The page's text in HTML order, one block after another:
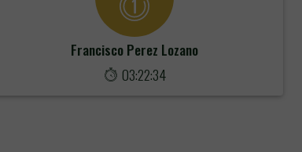
Francisco Perez Lozano
03:22:34